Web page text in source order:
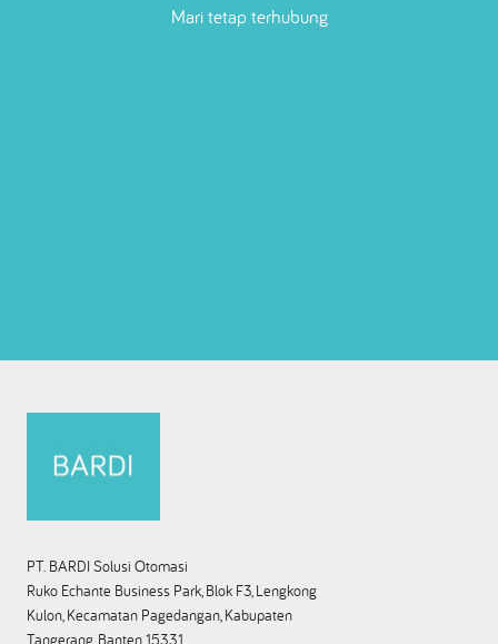
Mari tetap terhubung
PT. BARDI Solusi Otomasi
Ruko Echante Business Park, Blok F3, Lengkong
Kulon, Kecamatan Pagedangan, Kabupaten
Tangerang, Banten 15331